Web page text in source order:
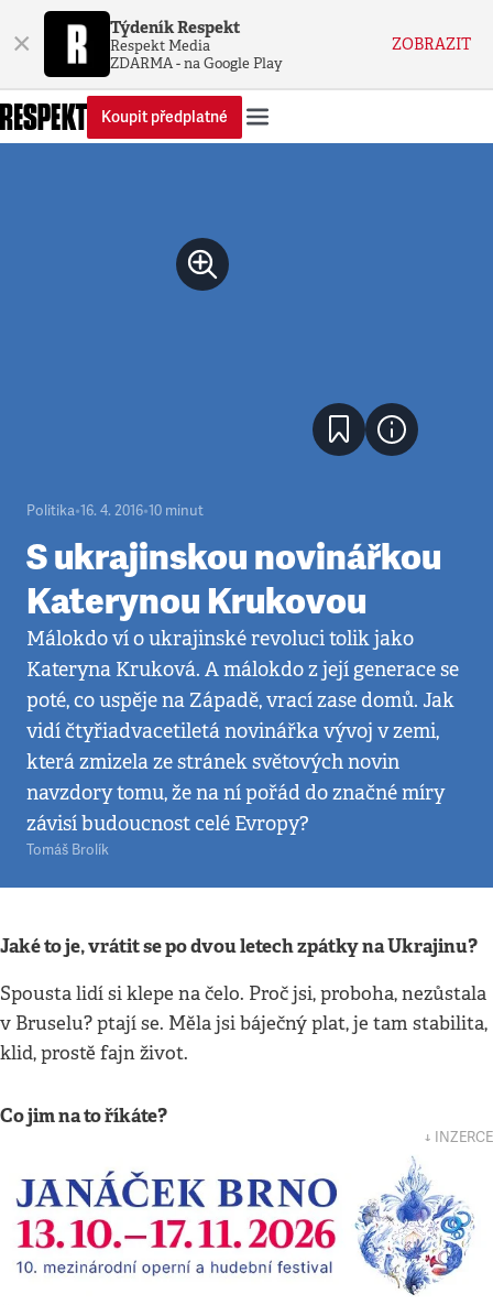
× Týdeník Respekt
Respekt Media
ZDARMA - na Google Play
ZOBRAZIT
Koupit předplatné
Politika•16. 4. 2016•10 minut
S ukrajinskou novinářkou
Katerynou Krukovou
Málokdo ví o ukrajinské revoluci tolik jako
Kateryna Kruková. A málokdo z její generace se
poté, co uspěje na Západě, vrací zase domů. Jak
vidí čtyřiadvacetiletá novinářka vývoj v zemi,
která zmizela ze stránek světových novin
navzdory tomu, že na ní pořád do značné míry
závisí budoucnost celé Evropy?
Tomáš Brolík
Jaké to je, vrátit se po dvou letech zpátky na Ukrajinu?
Spousta lidí si klepe na čelo. Proč jsi, proboha, nezůstala
v Bruselu? ptají se. Měla jsi báječný plat, je tam stabilita,
klid, prostě fajn život.
Co jim na to říkáte?
↓ INZERCE